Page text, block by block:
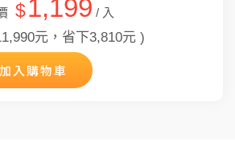
$1,199 / 入
元，省下3,810元 )
加入購物車